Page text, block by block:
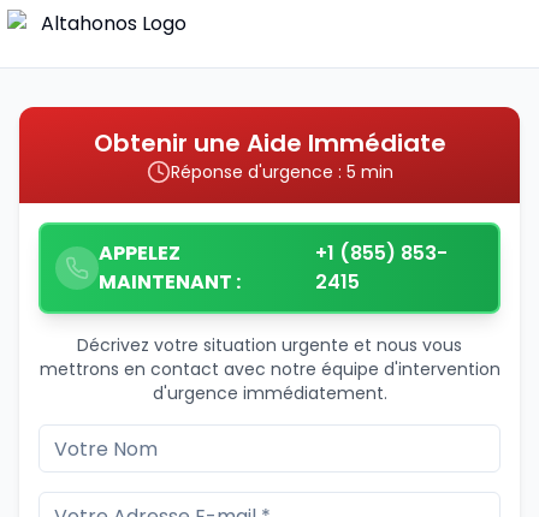
Obtenir une Aide Immédiate
Réponse d'urgence : 5 min
APPELEZ
MAINTENANT :
+1 (855) 853-
2415
Décrivez votre situation urgente et nous vous
mettrons en contact avec notre équipe d'intervention
d'urgence immédiatement.